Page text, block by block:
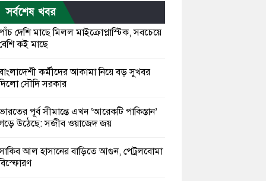
সর্বশেষ খবর
দেশি মাছে মিলল মাইক্রোপ্লাস্টিক, সবচেয়ে
কই মাছে
কর্মীদের আকামা নিয়ে বড় সুখবর
সৌদি সরকার
পূর্ব সীমান্তে এখন ‘আরেকটি পাকিস্তান’
উঠেছে: সজীব ওয়াজেদ জয়
আল হাসানের বাড়িতে আগুন, পেট্রলবোমা